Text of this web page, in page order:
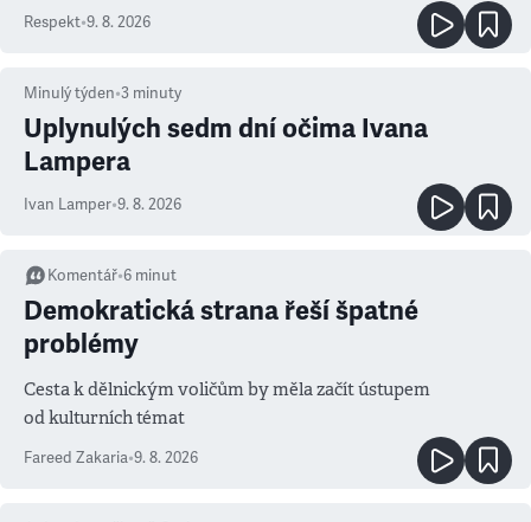
Respekt•9. 8. 2026
Minulý týden•3 minuty
Uplynulých sedm dní očima Ivana
Lampera
Ivan Lamper•9. 8. 2026
Komentář•6 minut
Demokratická strana řeší špatné
problémy
Cesta k dělnickým voličům by měla začít ústupem
od kulturních témat
Fareed Zakaria•9. 8. 2026